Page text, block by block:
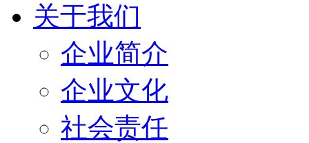
关于我们
企业简介
企业文化
社会责任